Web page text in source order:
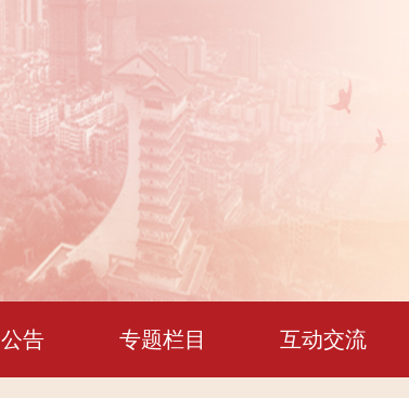
告 专题栏目 互动交流